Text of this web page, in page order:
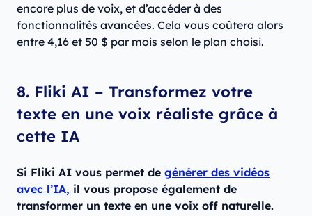
encore plus de voix, et d’accéder à des
fonctionnalités avancées. Cela vous coûtera alors
entre 4,16 et 50 $ par mois selon le plan choisi.
8. Fliki AI – Transformez votre
texte en une voix réaliste grâce à
cette IA
Si Fliki AI vous permet de générer des vidéos
avec l’IA, il vous propose également de
transformer un texte en une voix off naturelle.